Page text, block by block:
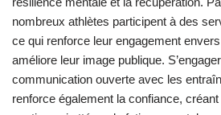
courantes que les
pour maintenir
Les athlètes maintiennent l’intégrité
pratiques telles que le respect des